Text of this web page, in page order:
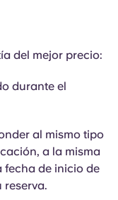
del mejor precio:
durante el
al mismo tipo
a la misma
fecha de inicio de
reserva.